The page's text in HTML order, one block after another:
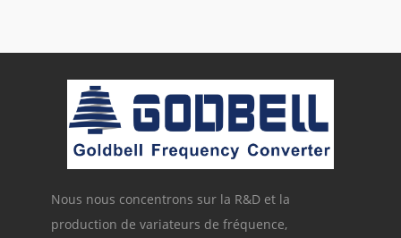
Nous nous concentrons sur la R&D et la
production de variateurs de fréquence,